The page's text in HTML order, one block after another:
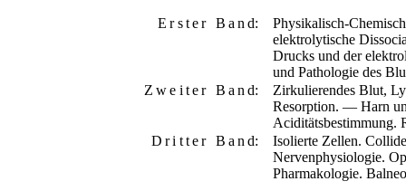
Erster Band:
Physikalisch-
elektrolytische
Drucks und der
und Pathologie des
Zweiter Band:
Zirkulierendes Blut,
Resorption. — Harn
Aciditätsbestimmung.
Dritter Band:
Isolierte Zellen.
Nervenphysiologie.
Pharmakologie.